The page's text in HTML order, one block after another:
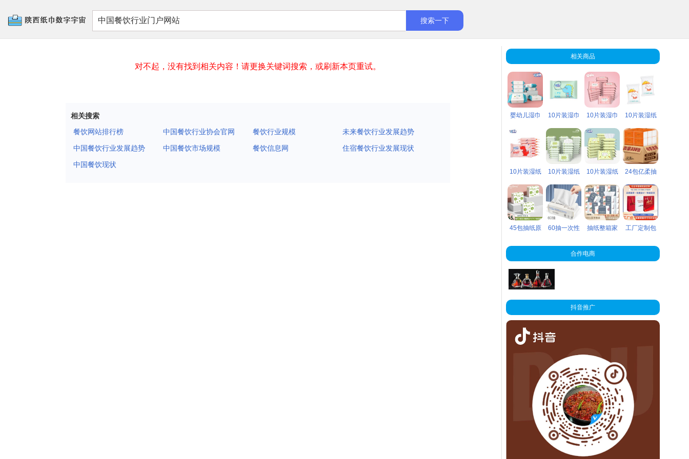
对不起，没有找到相关内容！请更换关键词搜索，或刷新本页重试。
相关搜索
餐饮网站排行榜
中国餐饮行业协会官网 餐饮行业规模
未来餐饮行业发展趋势
中国餐饮行业发展趋势
中国餐饮市场规模 餐饮信息网
住宿餐饮行业发展现状
中国餐饮现状
相关商品
婴幼儿湿巾
宝宝手口湿
巾60片抽大
婴小礼品80
S地摊货源
10片装湿巾
十片抽一次
性湿纸巾母
婴用品网店
淘客小包礼
品赠品低价
10片装湿巾
纸巾十片抽
无纺布婴儿
湿巾纸母婴
店低价小礼
品赠品货源
10片装湿纸
巾抽取小包
湿巾十片无
纺布湿巾超
市母婴网店
小礼品赠品
10片装湿纸
巾湿巾婴儿
十片抽一次
性湿巾纸网
店小礼品夜
市低价货源
10片装湿纸
巾十片抽湿
巾无纺布湿
巾纸母婴淘
客网店小礼
10片装湿纸
巾一次性清
洁湿巾婴幼
儿十片抽无
纺布湿巾纸
24包亿柔抽
纸大包纸巾
整箱纸巾家
用批发
45包抽纸原
店商用卫生
餐巾纸巾家
60抽一次性
抽取式纯棉
柔巾女洁面
巾卸妆巾婴
儿干湿两用
抽纸整箱家 工厂定制包
合作电商
抖音推广